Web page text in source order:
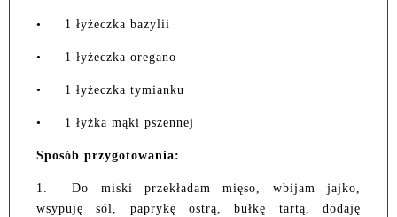
• 1 łyżeczka bazylii
• 1 łyżeczka oregano
• 1 łyżeczka tymianku
• 1 łyżka mąki pszennej
Sposób przygotowania:
1.
Do miski przekładam mięso, wbijam jajko,
wsypuję sól, paprykę ostrą, bułkę tartą, dodaję